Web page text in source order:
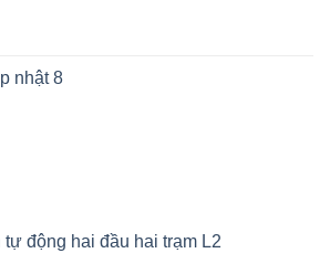
nhật 8
tự động hai đầu hai trạm L2